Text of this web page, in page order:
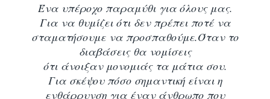
Ένα υπέροχο παραμύθι για όλους μας.
Για να θυμίζει ότι δεν πρέπει ποτέ να
σταματήσουμε να προσπαθούμε.Όταν το
διαβάσεις θα νομίσεις
ότι άνοιξαν μονομιάς τα μάτια σου.
Για σκέψου πόσο σημαντική είναι η
ενθάρρυνση για έναν άνθρωπο που